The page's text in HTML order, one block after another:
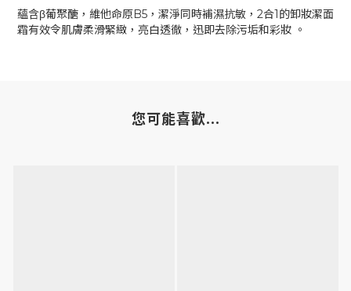
蘊含β葡聚醣，維他命原B5，潔淨同時補濕抗敏，2合1的卸妝潔面
霜有效令肌膚柔滑緊緻，亮白透徹，迅即去除污垢和彩妝 。
您可能喜歡...